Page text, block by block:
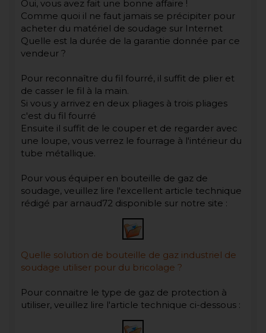
Oui, vous avez fait une bonne affaire !
Comme quoi il ne faut jamais se précipiter pour
acheter du matériel de soudage sur Internet
Quelle est la durée de la garantie donnée par ce
vendeur ?
Pour reconnaître du fil fourré, il suffit de plier et
de casser le fil à la main.
Si vous y arrivez en deux pliages à trois pliages
c'est du fil fourré
Ensuite il suffit de le couper et de regarder avec
une loupe, vous verrez le fourrage à l'intérieur du
tube métallique.
Pour vous équiper en bouteille de gaz de
soudage, veuillez lire l'excellent article technique
rédigé par arnaud72 disponible sur notre site :
Quelle solution de bouteille de gaz industriel de
soudage utiliser pour du bricolage ?
Pour connaitre le type de gaz de protection à
utiliser, veuillez lire l'article technique ci-dessous :